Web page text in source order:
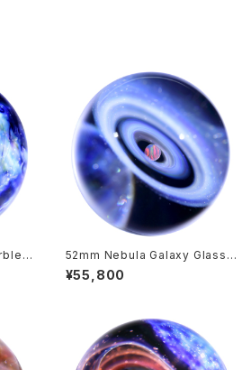
面
ブ
52mm Nebula Galaxy Glass
Marble 宇宙ガラスマーブル - オ
ブジェ no.M240
¥55,800